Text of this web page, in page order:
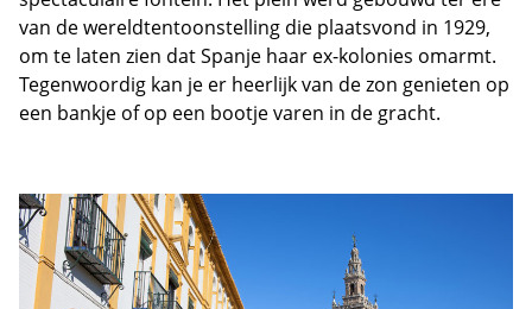
van de wereldtentoonstelling die plaatsvond in 1929,
om te laten zien dat Spanje haar ex-kolonies omarmt.
Tegenwoordig kan je er heerlijk van de zon genieten op
een bankje of op een bootje varen in de gracht.